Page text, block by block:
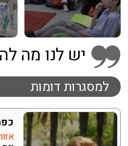
יש לנו מה
למסגרות דומות